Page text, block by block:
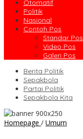
Otomatif
Politik
Nasional
Contoh Pos
Standar Pos
Video Pos
Galeri Pos
Berita Politik
Sepakbola
Partai Politik
Sepakbola Kita
Homepage / Umum